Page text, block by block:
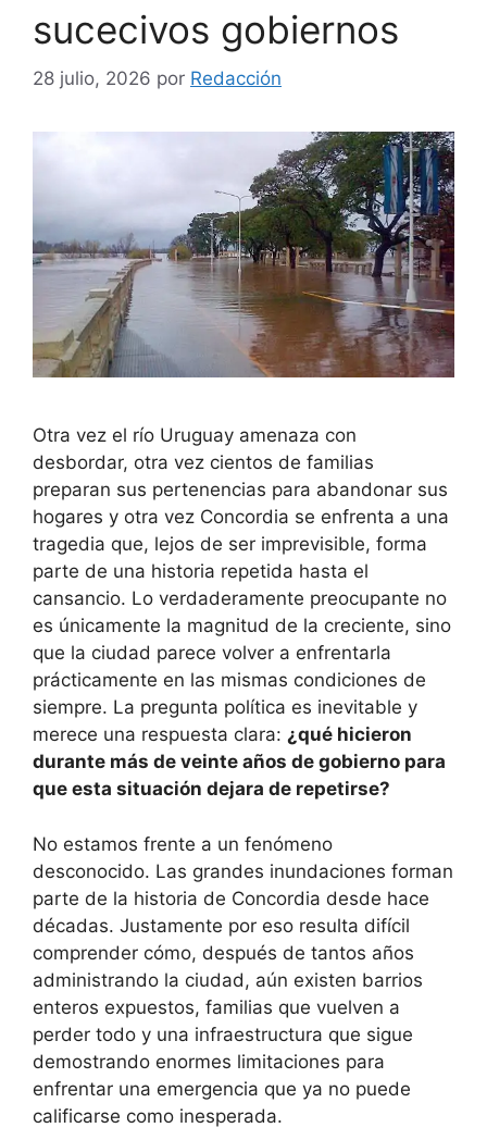
sucecivos gobiernos
28 julio, 2026 por Redacción
Otra vez el río Uruguay amenaza con
desbordar, otra vez cientos de familias
preparan sus pertenencias para abandonar sus
hogares y otra vez Concordia se enfrenta a una
tragedia que, lejos de ser imprevisible, forma
parte de una historia repetida hasta el
cansancio. Lo verdaderamente preocupante no
es únicamente la magnitud de la creciente, sino
que la ciudad parece volver a enfrentarla
prácticamente en las mismas condiciones de
siempre. La pregunta política es inevitable y
merece una respuesta clara: ¿qué hicieron
durante más de veinte años de gobierno para
que esta situación dejara de repetirse?
No estamos frente a un fenómeno
desconocido. Las grandes inundaciones forman
parte de la historia de Concordia desde hace
décadas. Justamente por eso resulta difícil
comprender cómo, después de tantos años
administrando la ciudad, aún existen barrios
enteros expuestos, familias que vuelven a
perder todo y una infraestructura que sigue
demostrando enormes limitaciones para
enfrentar una emergencia que ya no puede
calificarse como inesperada.